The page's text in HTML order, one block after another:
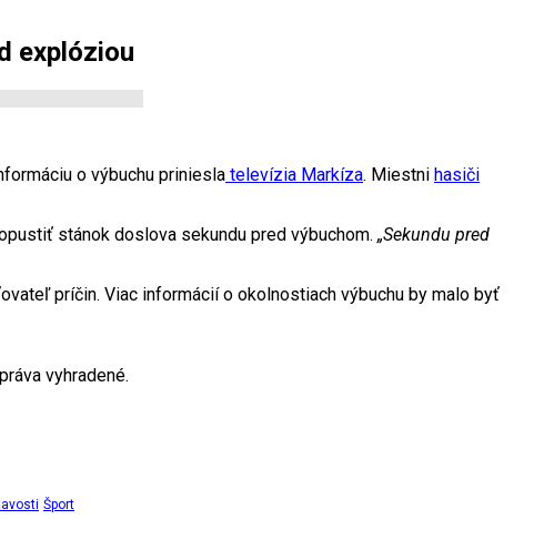
explóziou
o výbuchu priniesla televízia Markíza. Miestni hasiči
stánok doslova sekundu pred výbuchom. „Sekundu pred
príčin. Viac informácií o okolnostiach výbuchu by malo byť
vyhradené.
Šport